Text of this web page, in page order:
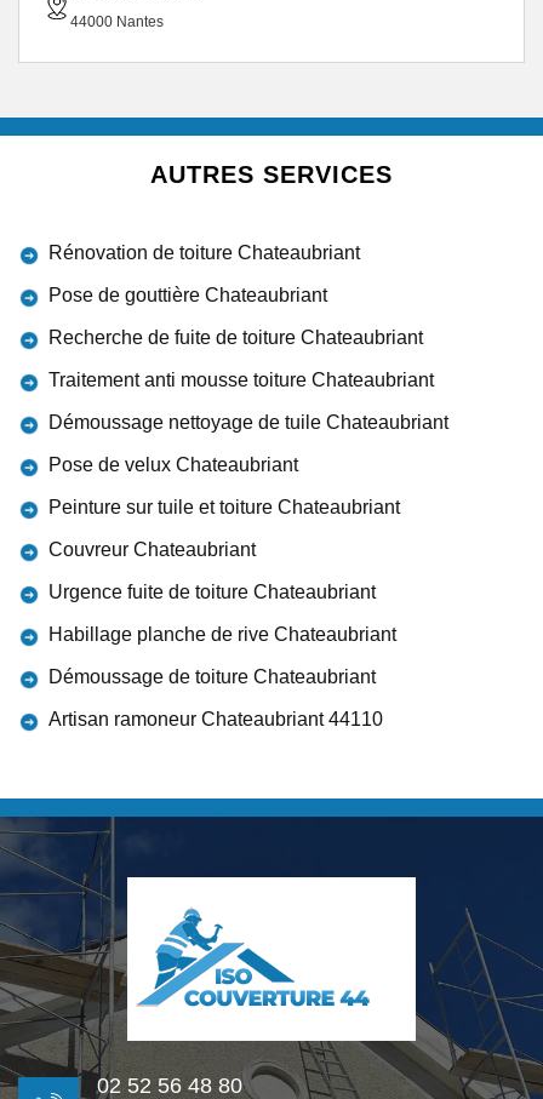
44000 Nantes
AUTRES SERVICES
Rénovation de toiture Chateaubriant
Pose de gouttière Chateaubriant
Recherche de fuite de toiture Chateaubriant
Traitement anti mousse toiture Chateaubriant
Démoussage nettoyage de tuile Chateaubriant
Pose de velux Chateaubriant
Peinture sur tuile et toiture Chateaubriant
Couvreur Chateaubriant
Urgence fuite de toiture Chateaubriant
Habillage planche de rive Chateaubriant
Démoussage de toiture Chateaubriant
Artisan ramoneur Chateaubriant 44110
02 52 56 48 80